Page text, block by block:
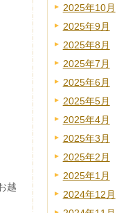
越
2025年10月
2025年9月
2025年8月
2025年7月
2025年6月
2025年5月
2025年4月
2025年3月
2025年2月
2025年1月
2024年12月